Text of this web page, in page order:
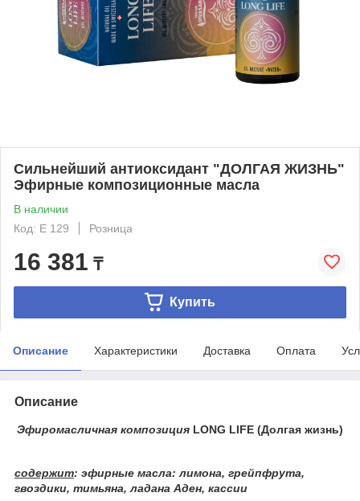
Сильнейший антиоксидант "ДОЛГАЯ ЖИЗНЬ"
Эфирные композиционные масла
В наличии
Код: E 129
Розница
16 381 ₸
Купить
Описание Характеристики Доставка Оплата
Описание
Эфиромасличная композиция LONG LIFE (Долгая жизнь)
содержит: эфирные масла: лимона, грейпфрута,
гвоздики, тимьяна, ладана Аден, кассии